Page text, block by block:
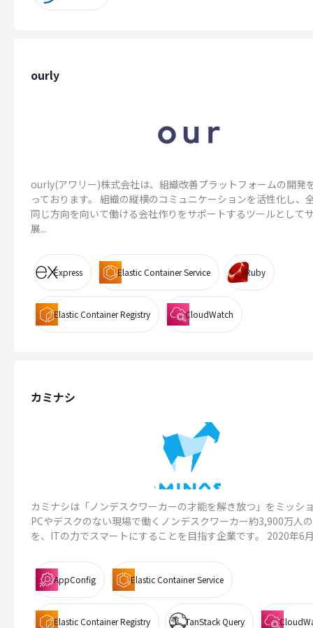
ourly
ourly(アワリー)株式会社は、組織改善プラットフォームの開発
っております。 組織の縦横のコミュニケーションを活性化し、
同じ方向を向いて働ける会社作りをサポートするツールとして
展...
Express Elastic Container Service Ruby
Elastic Container Registry CloudWatch
カミナシ
カミナシは「ノンデスクワーカーの才能を解き放つ」をミッシ
PCやデスクのない現場で働くノンデスクワーカー約3,900万人
を、ITの力でスマートにすることを目指す企業です。 2020年6
AppConfig Elastic Container Service
Elastic Container Registry TanStack Query